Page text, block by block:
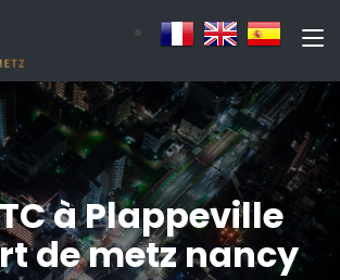
à Plappeville
de metz nancy